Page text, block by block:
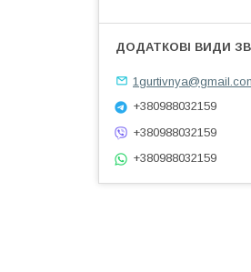
+380988032159
+380988032159
+380988032159